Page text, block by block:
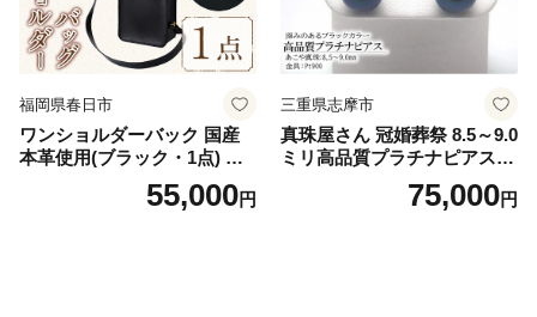
福岡県春日市
ワンショルダーバック 国産
本革使用(ブラック・1点) 鞄
バック バッグ カバン レザー
国産 日本製 牛革 黒 革 革製
55,000円
三重県志摩市
真珠屋さん 冠婚葬祭 8.5～9.0
ミリ高品質プラチナピアス P
t900 志摩産アコヤ真珠 ブラ
ックパール 黒真珠75,000円